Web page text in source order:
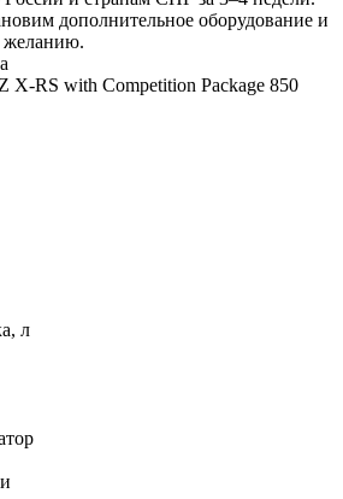
дополнительное оборудование и
желанию.
X-RS with Competition Package 850
л